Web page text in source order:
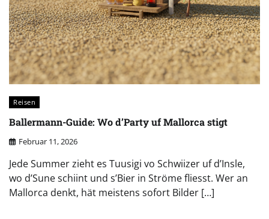
Reisen
Ballermann-Guide: Wo d’Party uf Mallorca stigt
Februar 11, 2026
Jede Summer zieht es Tuusigi vo Schwiizer uf d’Insle,
wo d’Sune schiint und s’Bier in Ströme fliesst. Wer an
Mallorca denkt, hät meistens sofort Bilder […]